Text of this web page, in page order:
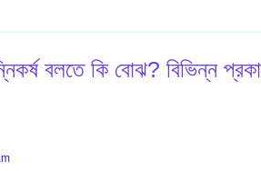
বলতে কি বোঝ? বিভিন্ন